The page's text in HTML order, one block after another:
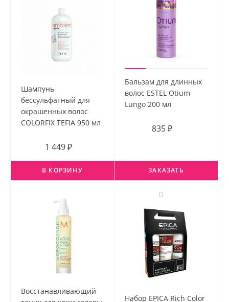
Шампунь
бессульфатный для
окрашенных волос
COLORFIX TEFIA 950 мл
1 449 ₽
В КОРЗИНУ
Бальзам для длинных
волос ESTEL Otium
Lungo 200 мл
835 ₽
ЗАКАЗАТЬ
Восстанавливающий
Набор EPICA Rich Color